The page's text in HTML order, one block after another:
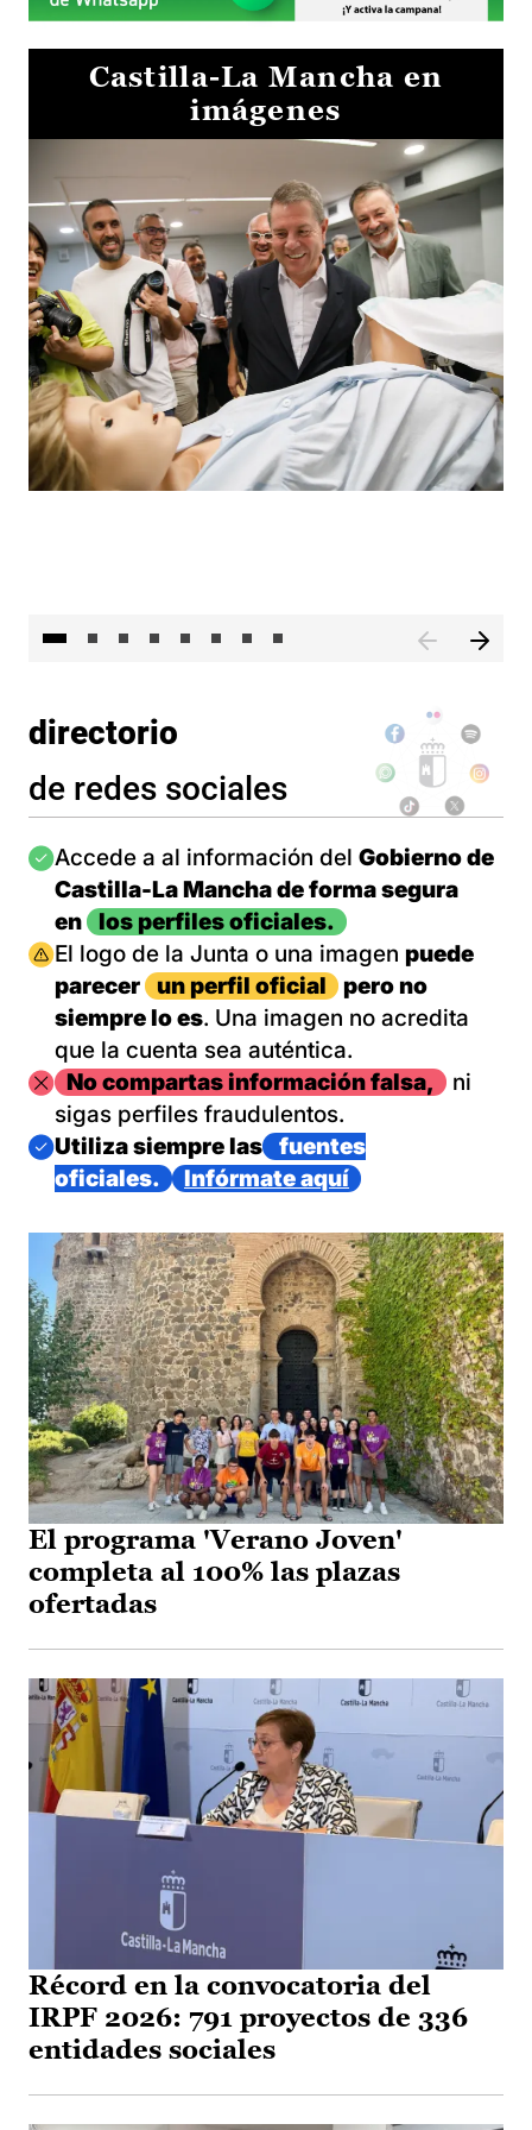
Castilla-La Mancha en
imágenes
directorio
de redes sociales
Imagen
Accede a al información del Gobierno de
Castilla-La Mancha de forma segura
en
los perfiles oficiales.
Imagen
El logo de la Junta o una imagen puede
parecer
un perfil oficial
pero no
siempre lo es. Una imagen no acredita
que la cuenta sea auténtica.
ImagenNo compartas información falsa,
ni
sigas perfiles fraudulentos.
Imagen
Utiliza siempre las
fuentes
oficiales.
Infórmate aquí
El programa 'Verano Joven'
completa al 100% las plazas
ofertadas
Récord en la convocatoria del
IRPF 2026: 791 proyectos de 336
entidades sociales